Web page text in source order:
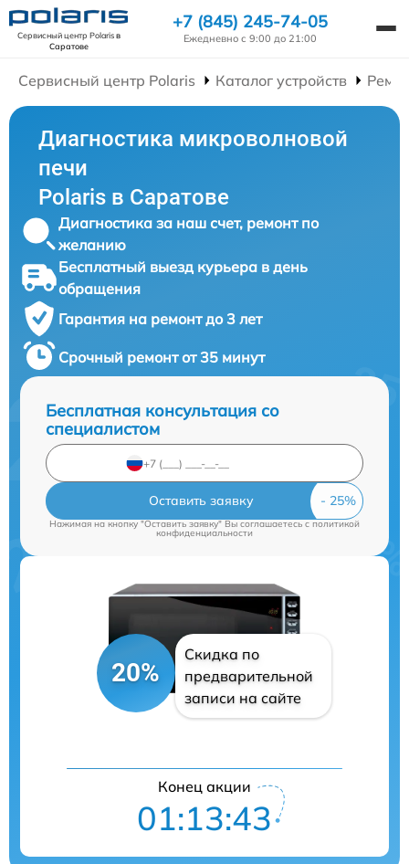
Сервисный центр Polarisв
Саратове
+7 (845) 245-74-05
Ежедневно с 9:00 до 21:00
Сервисный центр Polaris Каталог устройств
Диагностика микроволновой
печи
Polaris в Саратове
Диагностика за наш счет, ремонт по
желанию
Бесплатный выезд курьера в день
обращения
Гарантия на ремонт до 3 лет
Срочный ремонт от 35 минут
Бесплатная консультация со
специалистом
Оставить заявку
Нажимая на кнопку "Оставить заявку" Вы соглашаетесь cполитикой
конфиденциальности
20%
Скидка по
предварительной
записи на сайте
Конец акции
01:13:43